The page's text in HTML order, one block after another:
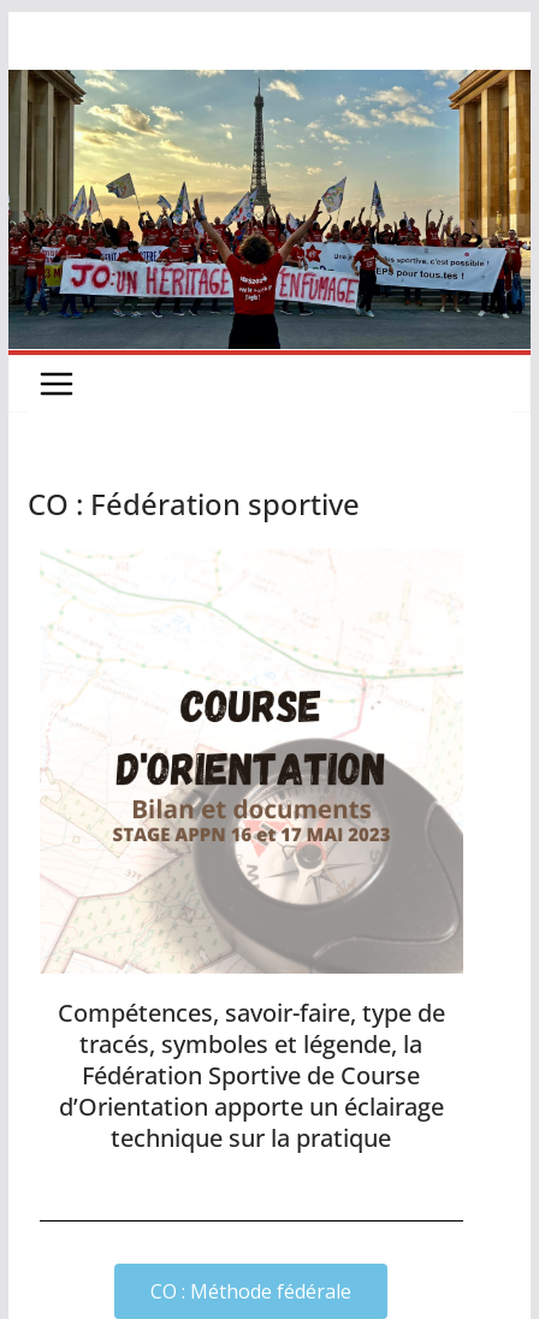
CO : Fédération sportive
Compétences, savoir-faire, type de
tracés, symboles et légende, la
Fédération Sportive de Course
d’Orientation apporte un éclairage
technique sur la pratique
CO : Méthode fédérale